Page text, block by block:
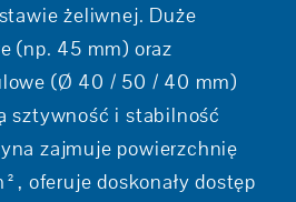
żeliwnej. Duże
(np. 45 mm) oraz
(Ø 40 / 50 / 40 mm)
sztywność i stabilność
zajmuje powierzchnię
oferuje doskonały dostęp